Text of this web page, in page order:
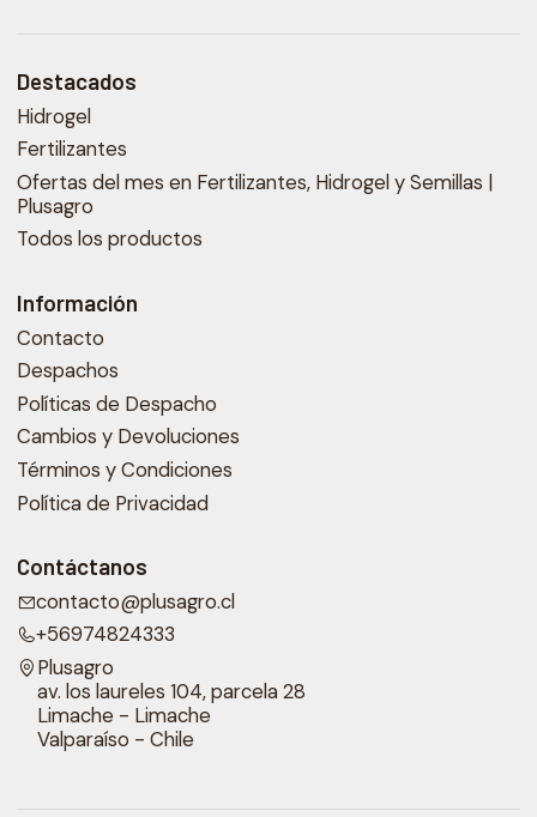
Destacados
Hidrogel
Fertilizantes
Ofertas del mes en Fertilizantes, Hidrogel y Semillas |
Plusagro
Todos los productos
Información
Contacto
Despachos
Políticas de Despacho
Cambios y Devoluciones
Términos y Condiciones
Política de Privacidad
Contáctanos
contacto@plusagro.cl
+56974824333
Plusagro
av. los laureles 104, parcela 28
Limache - Limache
Valparaíso - Chile